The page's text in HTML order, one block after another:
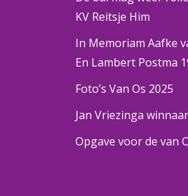
KV Reitsje Him
In Memoriam Aafke
En Lambert Postma
Foto’s Van Os 2025
Jan Vriezinga
Opgave voor de van